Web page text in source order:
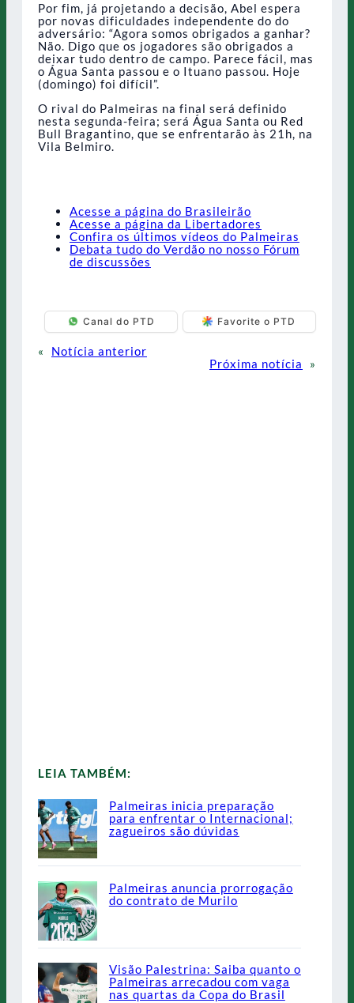
Por fim, já projetando a decisão, Abel espera
por novas dificuldades independente do do
adversário: “Agora somos obrigados a ganhar?
Não. Digo que os jogadores são obrigados a
deixar tudo dentro de campo. Parece fácil, mas
o Água Santa passou e o Ituano passou. Hoje
(domingo) foi difícil”.
O rival do Palmeiras na final será definido
nesta segunda-feira; será Água Santa ou Red
Bull Bragantino, que se enfrentarão às 21h, na
Vila Belmiro.
Acesse a página do Brasileirão
Acesse a página da Libertadores
Confira os últimos vídeos do Palmeiras
Debata tudo do Verdão no nosso Fórum
de discussões
Canal do PTD Favorite o PTD
«
Notícia anterior
Próxima notícia
»
LEIA TAMBÉM:
Palmeiras inicia preparação
para enfrentar o Internacional;
zagueiros são dúvidas
Palmeiras anuncia prorrogação
do contrato de Murilo
Visão Palestrina: Saiba quanto o
Palmeiras arrecadou com vaga
nas quartas da Copa do Brasil